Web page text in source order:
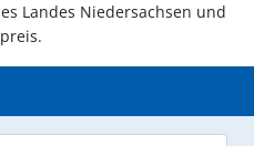
Landes Niedersachsen und